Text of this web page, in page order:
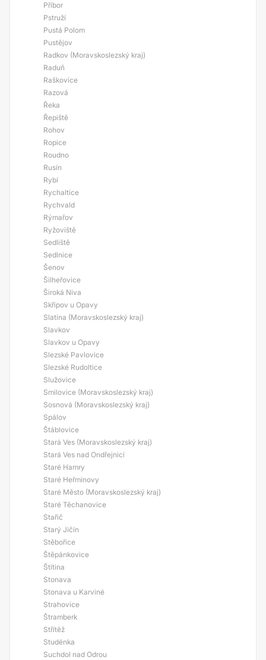
Příbor
Pstruží
Pustá Polom
Pustějov
Radkov (Moravskoslezský kraj)
Raduň
Raškovice
Razová
Řeka
Řepiště
Rohov
Ropice
Roudno
Rusín
Rybí
Rychaltice
Rychvald
Rýmařov
Ryžoviště
Sedliště
Sedlnice
Šenov
Šilheřovice
Široká Niva
Skřipov u Opavy
Slatina (Moravskoslezský kraj)
Slavkov
Slavkov u Opavy
Slezské Pavlovice
Slezské Rudoltice
Služovice
Smilovice (Moravskoslezský kraj)
Sosnová (Moravskoslezský kraj)
Spálov
Štáblovice
Stará Ves (Moravskoslezský kraj)
Stará Ves nad Ondřejnicí
Staré Hamry
Staré Heřminovy
Staré Město (Moravskoslezský kraj)
Staré Těchanovice
Stařič
Starý Jičín
Stěbořice
Štěpánkovice
Štítina
Stonava
Stonava u Karviné
Strahovice
Štramberk
Střítěž
Studénka
Suchdol nad Odrou